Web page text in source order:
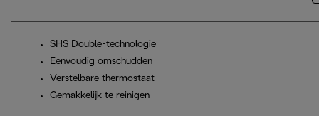
SHS Double-technologie
Eenvoudig omschudden
Verstelbare thermostaat
Gemakkelijk te reinigen